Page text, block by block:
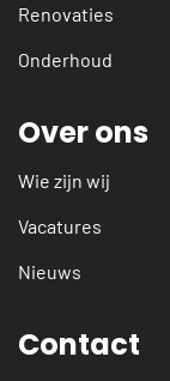
Renovaties
Onderhoud
Over ons
Wie zijn wij
Vacatures
Nieuws
Contact